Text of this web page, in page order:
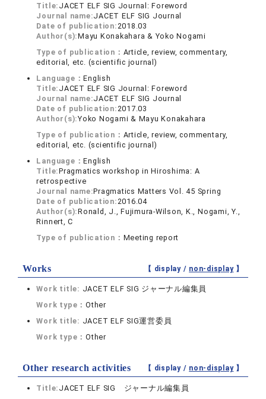
Title: JACET ELF SIG Journal: Foreword
Journal name:JACET ELF SIG Journal
Date of publication:2018.03
Author(s):Mayu Konakahara & Yoko Nogami
Type of publication： Article, review, commentary,
editorial, etc. (scientific journal)
Language：English
Title: JACET ELF SIG Journal: Foreword
Journal name:JACET ELF SIG Journal
Date of publication:2017.03
Author(s):Yoko Nogami & Mayu Konakahara
Type of publication： Article, review, commentary,
editorial, etc. (scientific journal)
Language：English
Title:Pragmatics workshop in Hiroshima: A
retrospective
Journal name:Pragmatics Matters Vol. 45 Spring
Date of publication:2016.04
Author(s):Ronald, J., Fujimura-Wilson, K., Nogami, Y.,
Rinnert, C
Type of publication： Meeting report
Works 【 display / non-display】
Work title: JACET ELF SIG ジャーナル編集員
Work type：Other
Work title: JACET ELF SIG運営委員
Work type：Other
Other research activities 【 display / non-display】
Title: JACET ELF SIG ジャーナル編集員